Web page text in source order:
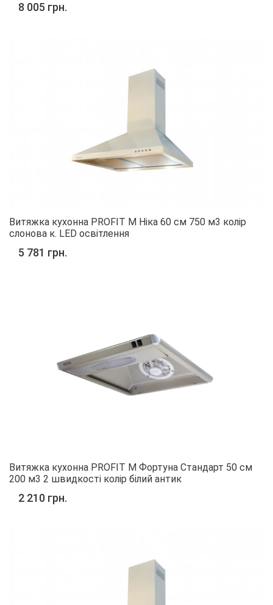
8 005 грн.
Витяжка кухонна PROFIT M Ніка 60 см 750 м3 колір
слонова к. LED освітлення
5 781 грн.
Витяжка кухонна PROFIT M Фортуна Стандарт 50 см
200 м3 2 швидкості колір білий антик
2 210 грн.